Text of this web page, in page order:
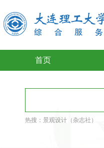
首页
热搜： 景观设计（杂志社）